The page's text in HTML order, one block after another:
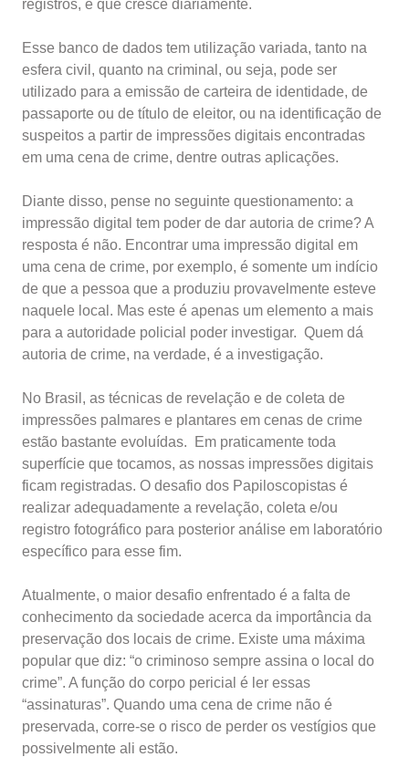
registros, e que cresce diariamente.
Esse banco de dados tem utilização variada, tanto na
esfera civil, quanto na criminal, ou seja, pode ser
utilizado para a emissão de carteira de identidade, de
passaporte ou de título de eleitor, ou na identificação de
suspeitos a partir de impressões digitais encontradas
em uma cena de crime, dentre outras aplicações.
Diante disso, pense no seguinte questionamento: a
impressão digital tem poder de dar autoria de crime? A
resposta é não. Encontrar uma impressão digital em
uma cena de crime, por exemplo, é somente um indício
de que a pessoa que a produziu provavelmente esteve
naquele local. Mas este é apenas um elemento a mais
para a autoridade policial poder investigar. Quem dá
autoria de crime, na verdade, é a investigação.
No Brasil, as técnicas de revelação e de coleta de
impressões palmares e plantares em cenas de crime
estão bastante evoluídas. Em praticamente toda
superfície que tocamos, as nossas impressões digitais
ficam registradas. O desafio dos Papiloscopistas é
realizar adequadamente a revelação, coleta e/ou
registro fotográfico para posterior análise em laboratório
específico para esse fim.
Atualmente, o maior desafio enfrentado é a falta de
conhecimento da sociedade acerca da importância da
preservação dos locais de crime. Existe uma máxima
popular que diz: “o criminoso sempre assina o local do
crime”. A função do corpo pericial é ler essas
“assinaturas”. Quando uma cena de crime não é
preservada, corre-se o risco de perder os vestígios que
possivelmente ali estão.